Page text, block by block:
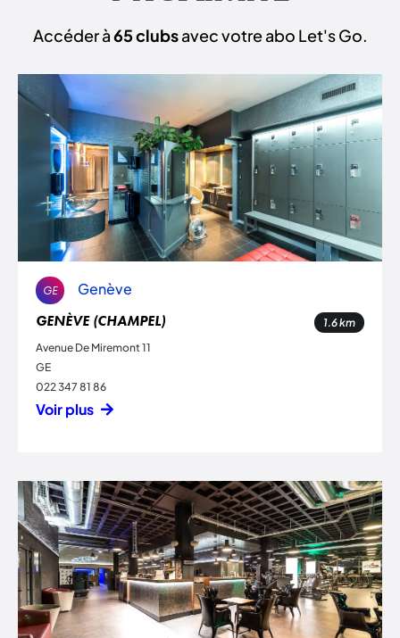
Accéder à65 clubsavec votre abo Let's Go.
GE Genève
GENÈVE (CHAMPEL) 1.6km
Avenue De Miremont 11
GE
022 347 81 86
Voir plus